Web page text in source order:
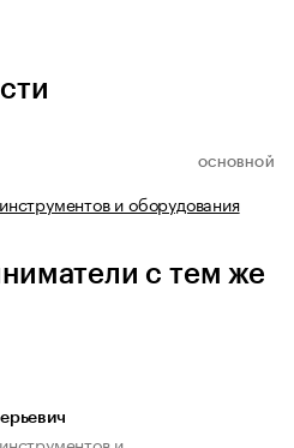
ОСНОВНОЙ
и оборудования
с тем же